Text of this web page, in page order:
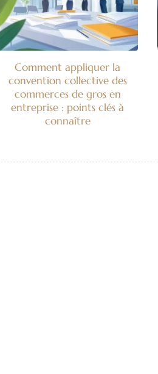
Comment appliquer la
convention collective des
commerces de gros en
entreprise : points clés à
connaître